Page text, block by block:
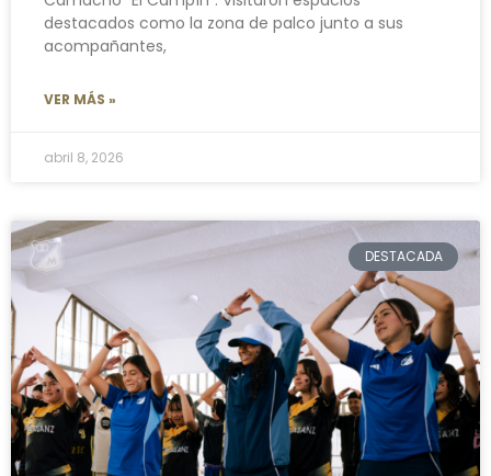
destacados como la zona de palco junto a sus
acompañantes,
VER MÁS »
abril 8, 2026
DESTACADA